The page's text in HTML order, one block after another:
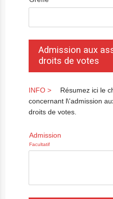
Admission aux
droits de votes
Résumez ici le
concernant l\'admission
droits de votes.
Admission
Facultatif